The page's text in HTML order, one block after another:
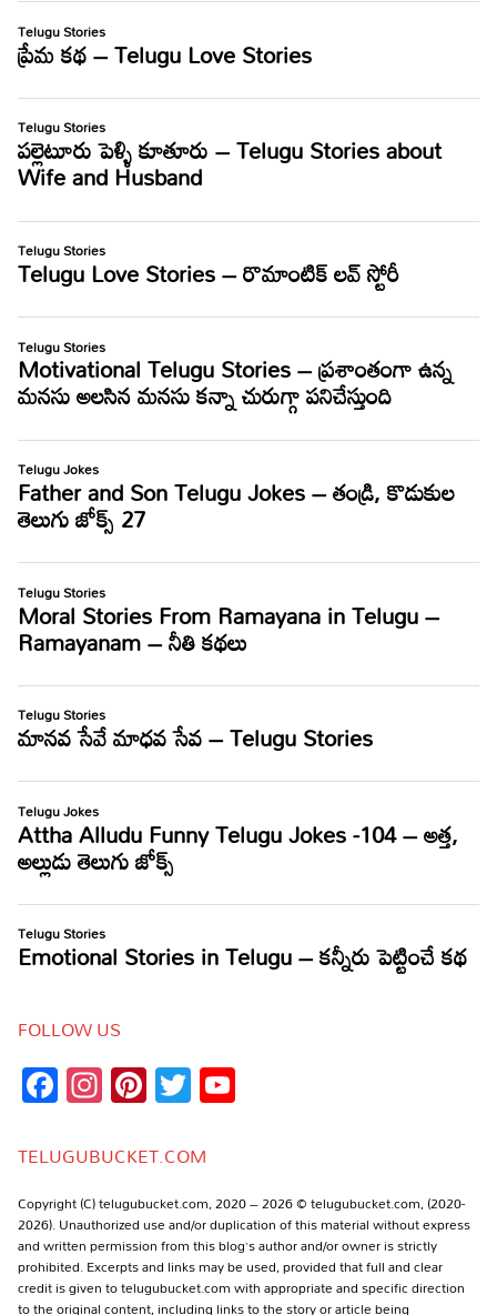
FOLLOW US
Facebook
Instagram
Pinterest
Twitter
TELUGUBUCKET.COM
Copyright (C) telugubucket.com, 2020 – 2026 © telugubucket.com, (2020-
2026). Unauthorized use and/or duplication of this material without express
and written permission from this blog’s author and/or owner is strictly
prohibited. Excerpts and links may be used, provided that full and clear
credit is given to telugubucket.com with appropriate and specific direction
to the original content, including links to the story or article being